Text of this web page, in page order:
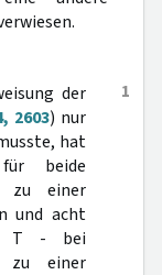
1
der
2603) nur
hat
beide
zu einer
und acht
T - bei
zu einer